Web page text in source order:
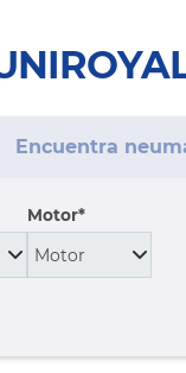
Encuentra
Motor*